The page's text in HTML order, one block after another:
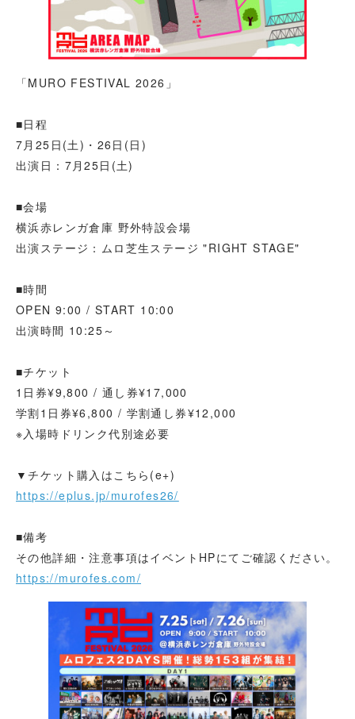
「MURO FESTIVAL 2026」
■日程
7月25日(土)・26日(日)
出演日：7月25日(土)
■会場
横浜赤レンガ倉庫 野外特設会場
出演ステージ：ムロ芝生ステージ "RIGHT STAGE"
■時間
OPEN 9:00 / START 10:00
出演時間 10:25～
■チケット
1日券¥9,800 / 通し券¥17,000
学割1日券¥6,800 / 学割通し券¥12,000
※入場時ドリンク代別途必要
▼チケット購入はこちら(e+)
https://eplus.jp/murofes26/
■備考
その他詳細・注意事項はイベントHPにてご確認ください。
https://murofes.com/